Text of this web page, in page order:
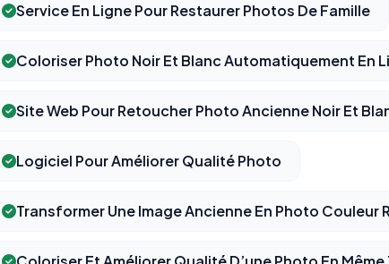
Service En Ligne Pour Restaurer Photos De Famille
Coloriser Photo Noir Et Blanc Automatiquement En
Site Web Pour Retoucher Photo Ancienne Noir Et
Logiciel Pour Améliorer Qualité Photo
Transformer Une Image Ancienne En Photo Couleur